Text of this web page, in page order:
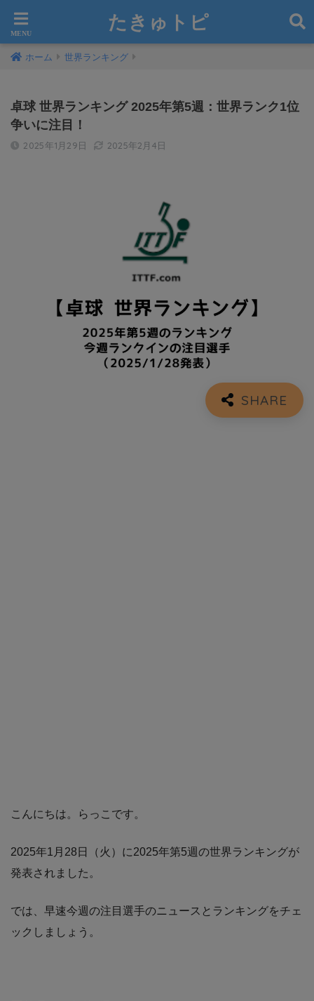
たきゅトピ
ホーム 世界ランキング
卓球 世界ランキング 2025年第5週：世界ランク1位
争いに注目！
2025年1月29日 2025年2月4日
こんにちは。らっこです。
2025年1月28日（火）に2025年第5週の世界ランキングが
発表されました。
では、早速今週の注目選手のニュースとランキングをチェ
ックしましょう。